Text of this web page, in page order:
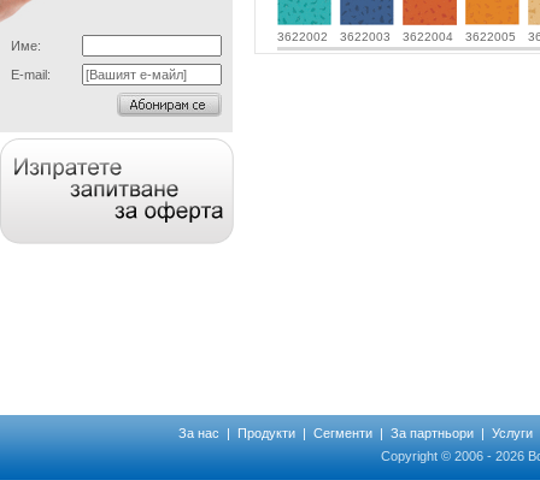
Име:
E-mail:
3622002 3622003 3622004 3622005
За нас | Продукти| Сегменти| За партньори| Услуги
Copyright © 2006 - 2026